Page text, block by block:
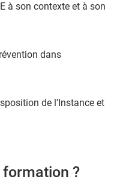
à son contexte et à son
dans
de l’Instance et
formation ?